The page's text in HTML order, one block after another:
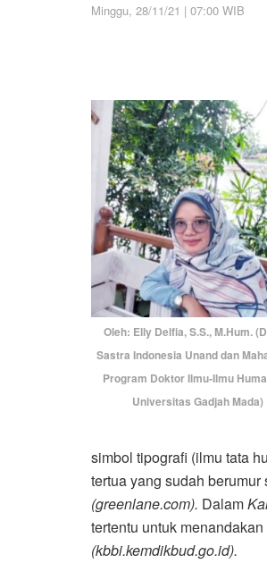
Minggu, 28/11/21 | 07:00 WIB
Oleh: Elly Delfia, S.S., M.Hum.
Sastra Indonesia Unand dan
Program Doktor Ilmu-Ilmu
Universitas Gadjah Mada)
simbol tipografi (ilmu tata
tertua yang sudah
(greenlane.com). Dalam
tertentu untuk
(kbbi.kemdikbud.go.id).